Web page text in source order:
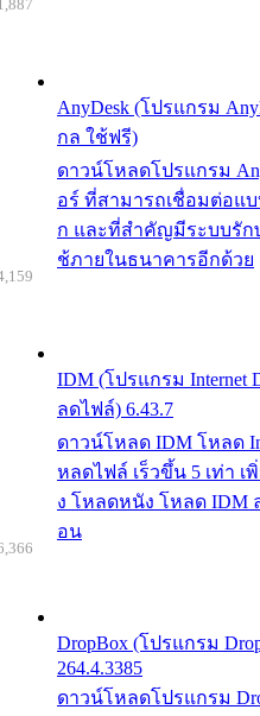
AnyDesk (โปรแกรม
กล ใช้ฟรี)
ดาวน์โหลดโปรแกรม
อร์ ที่สามารถเชื่อมต่อแ
ก และที่สำคัญมีระบบรัก
ช้ภายในธนาคารอีกด้วย
IDM (โปรแกรม Internet
ลดไฟล์) 6.43.7
ดาวน์โหลด IDM โหลด
หลดไฟล์ เร็วขึ้น 5 เท่า
ง โหลดหนัง โหลด IDM
อน
DropBox (โปรแกรม
264.4.3385
ดาวน์โหลดโปรแกรม